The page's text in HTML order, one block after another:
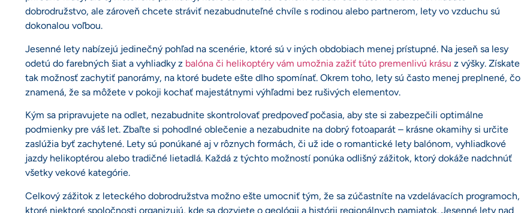
dobrodružstvo, ale zároveň chcete stráviť nezabudnuteľné chvíle s rodinou alebo partnerom, lety vo vzduchu sú
dokonalou voľbou.
Jesenné lety nabízejú jedinečný pohľad na scenérie, ktoré sú v iných obdobiach menej prístupné. Na jeseň sa lesy
odetú do farebných šiat a vyhliadky z balóna či helikoptéry vám umožnia zažiť túto premenlivú krásu z výšky. Získate
tak možnosť zachytiť panorámy, na ktoré budete ešte dlho spomínať. Okrem toho, lety sú často menej preplnené, čo
znamená, že sa môžete v pokoji kochať majestátnymi výhľadmi bez rušivých elementov.
Kým sa pripravujete na odlet, nezabudnite skontrolovať predpoveď počasia, aby ste si zabezpečili optimálne
podmienky pre váš let. Zbaľte si pohodlné oblečenie a nezabudnite na dobrý fotoaparát – krásne okamihy si určite
zaslúžia byť zachytené. Lety sú ponúkané aj v rôznych formách, či už ide o romantické lety balónom, vyhliadkové
jazdy helikoptérou alebo tradičné lietadlá. Každá z týchto možností ponúka odlišný zážitok, ktorý dokáže nadchnúť
všetky vekové kategórie.
Celkový zážitok z leteckého dobrodružstva možno ešte umocniť tým, že sa zúčastníte na vzdelávacích programoch,
ktoré niektoré spoločnosti organizujú, kde sa dozviete o geológii a histórii regionálnych pamiatok. Jesenné lety nad